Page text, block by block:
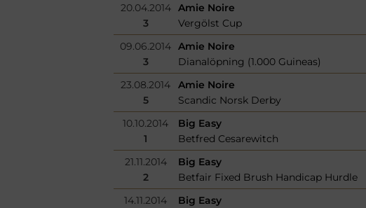
20.04.2014 Amie Noire
3
Vergölst Cup
09.06.2014 Amie Noire
3
Dianalöpning (1.000 Guineas)
23.08.2014
Amie Noire
5
Scandic Norsk Derby
10.10.2014
Big Easy
1
Betfred Cesarewitch
21.11.2014
Big Easy
2
Betfair Fixed Brush Handicap Hurdle
14.11.2014
Big Easy